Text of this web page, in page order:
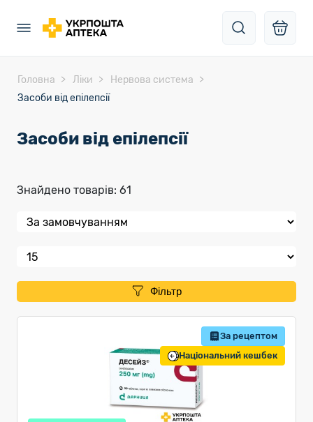
Головна Ліки
Нервова система
Засоби від епілепсії
Засоби від епілепсії
Знайдено товарів: 61
Фільтр
За рецептом
Національний кешбек